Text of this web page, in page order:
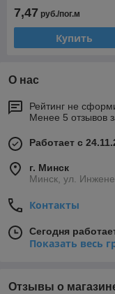
7,47 руб./пог.м
Купить
О нас
Рейтинг не
Менее 5 отзывов
Работает с
г. Минск
Минск, ул.
Контакты
Сегодня
Показать весь
Отзывы о